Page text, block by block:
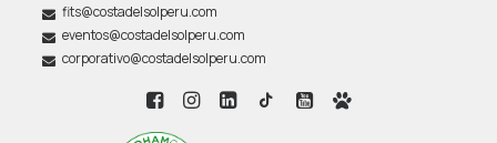
fits@costadelsolperu.com
eventos@costadelsolperu.com
corporativo@costadelsolperu.com